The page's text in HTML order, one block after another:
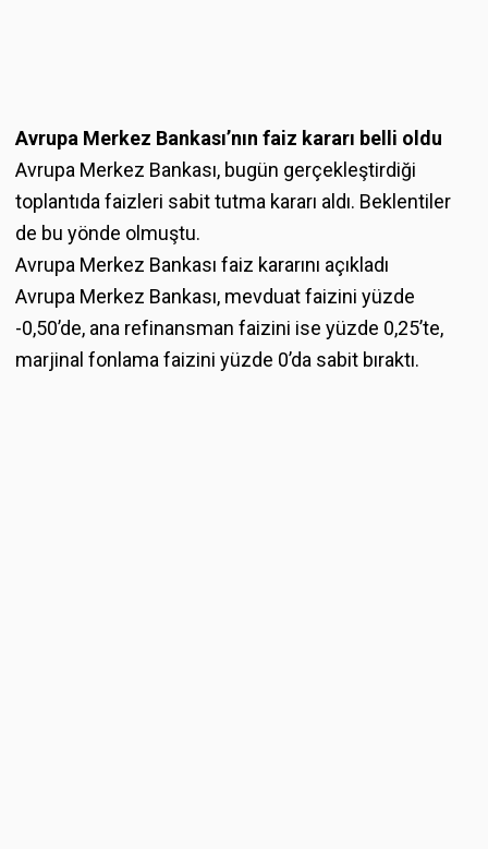
Avrupa Merkez Bankası’nın faiz kararı belli oldu
Avrupa Merkez Bankası, bugün gerçekleştirdiği
toplantıda faizleri sabit tutma kararı aldı. Beklentiler
de bu yönde olmuştu.
Avrupa Merkez Bankası faiz kararını açıkladı
Avrupa Merkez Bankası, mevduat faizini yüzde
-0,50’de, ana refinansman faizini ise yüzde 0,25’te,
marjinal fonlama faizini yüzde 0’da sabit bıraktı.